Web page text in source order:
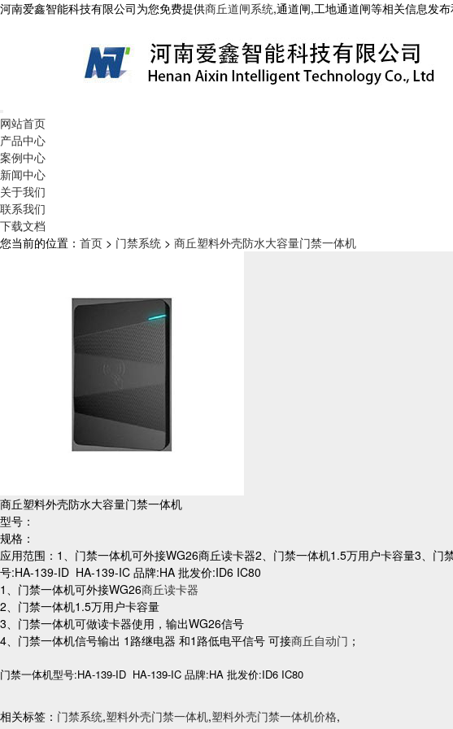
河南爱鑫智能科技有限公司为您免费提供商丘道闸系统,通道闸,工地通道闸等相关信息发
网站首页
产品中心
案例中心
新闻中心
关于我们
联系我们
下载文档
您当前的位置： 首页 > 门禁系统 > 商丘塑料外壳防水大容量门禁一体机
商丘塑料外壳防水大容量门禁一体机
型号：
规格：
应用范围：1、门禁一体机可外接WG26商丘读卡器2、门禁一体机1.5万用户卡容量3、
号:HA-139-ID HA-139-IC 品牌:HA 批发价:ID6 IC80
1、门禁一体机可外接WG26商丘读卡器
2、门禁一体机1.5万用户卡容量
3、门禁一体机可做读卡器使用，输出WG26信号
4、门禁一体机信号输出 1路继电器 和1路低电平信号 可接商丘自动门 ；
门禁一体机型号:HA-139-ID HA-139-IC 品牌:HA 批发价:ID6 IC80
相关标签： 门禁系统,塑料外壳门禁一体机,塑料外壳门禁一体机价格,